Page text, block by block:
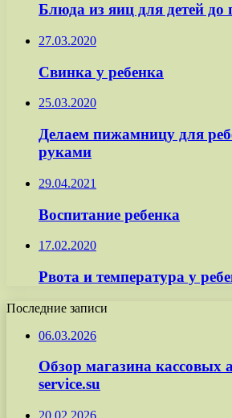
Блюда из яиц для детей до
27.03.2020
Свинка у ребенка
25.03.2020
Делаем пижамницу для
руками
29.04.2021
Воспитание ребенка
17.02.2020
Рвота и температура у
Последние записи
06.03.2026
Обзор магазина кассовых
service.su